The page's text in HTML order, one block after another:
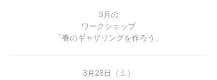
3月の
ワークショップ
「春のギャザリングを作ろう」
3月28日（土）